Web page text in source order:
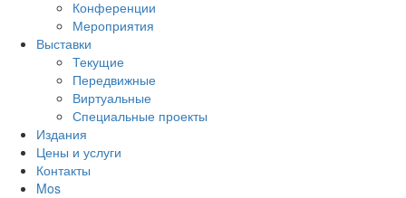
Конференции
Мероприятия
Выставки
Текущие
Передвижные
Виртуальные
Специальные проекты
Издания
Цены и услуги
Контакты
Mos